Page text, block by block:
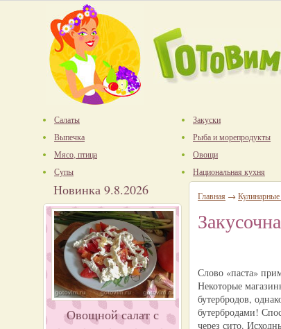
Салаты
Выпечка
Мясо, птица
Супы
Закуски
Рыба и морепродукты
Овощи
Национальная кухня
Новинка 9.8.2026
Овощной салат с
Главная →
Слово «паста»
Некоторые
бутербродов,
бутербродами!
через сито.